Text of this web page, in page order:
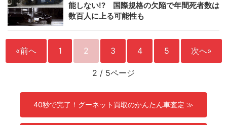
能しない!? 国際規格の欠陥で年間死者数は
数百人に上る可能性も
«前へ 1 2 3 4 5 次へ»
2 / 5ページ
40秒で完了！グーネット買取のかんたん車査定 ≫